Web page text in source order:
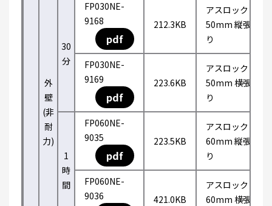
外
壁
(非
耐
力)
30
分
FP030NE-
9168
pdf
212.3KB
アスロック
50mm 縦張
り
FP030NE-
9169
pdf
223.6KB
アスロック
50mm 横張
り
1
時
間
FP060NE-
9035
pdf
223.5KB
アスロック
60mm 縦張
り
FP060NE-
9036
421.0KB
アスロック
60mm 横張